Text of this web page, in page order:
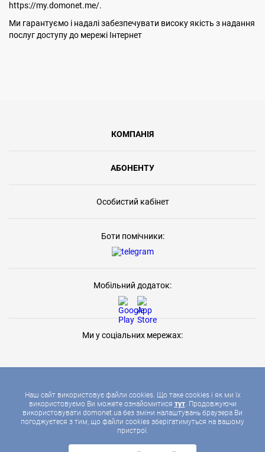
Наш сайт використовує файли cookies. Що таке cookies і як ми їх
використовуємо Ви можете ознайомитися тут. Продовжуючи
використовувати domonet.ua без зміни налаштувань браузера Ви
погоджуєтеся з тим, що файли cookies зберігатимуться на вашому
пристрої.
https://my.domonet.me/.
Ми гарантуємо і надалі забезпечувати високу якість з надання
послуг доступу до мережі Інтернет
КОМПАНІЯ
АБОНЕНТУ
Особистий кабінет
Боти помічники:
Мобільний додаток:
Ми у соціальних мережах:
2026 © ДОМОНЕТ, УСІ ПРАВА ЗАХИЩЕНІ